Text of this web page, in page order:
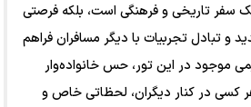
سفر تاریخی و فرهنگی است، بلکه فرصتی
و تبادل تجربیات با دیگر مسافران فراهم
موجود در این تور، حس خانواده‌وار
کسی در کنار دیگران، لحظاتی خاص و